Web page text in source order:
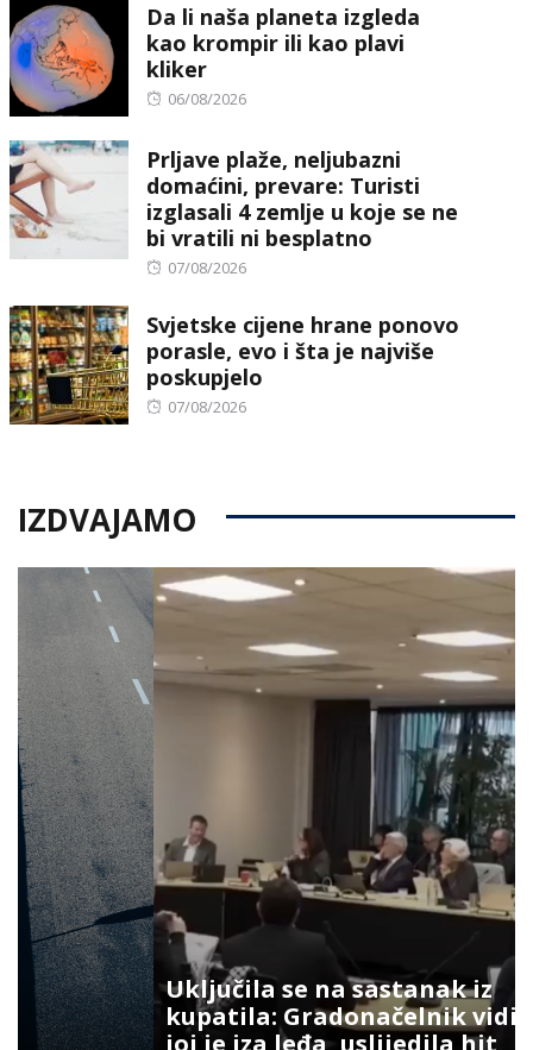
Da li naša planeta izgleda
kao krompir ili kao plavi
kliker
Posted
06/08/2026
Prljave plaže, neljubazni
domaćini, prevare: Turisti
izglasali 4 zemlje u koje se ne
bi vratili ni besplatno
Posted
07/08/2026
Svjetske cijene hrane ponovo
porasle, evo i šta je najviše
poskupjelo
Posted
07/08/2026
IZDVAJAMO
Uključila se na sastanak iz
kupatila: Gradonačelnik vidio šta
joj je iza leđa, uslijedila hit